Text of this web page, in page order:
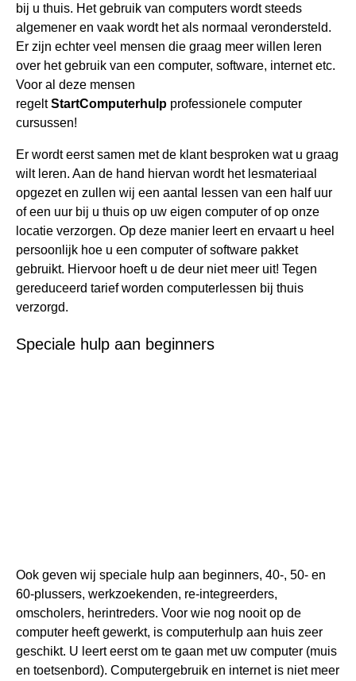
bij u thuis. Het gebruik van computers wordt steeds
algemener en vaak wordt het als normaal verondersteld.
Er zijn echter veel mensen die graag meer willen leren
over het gebruik van een computer, software, internet etc.
Voor al deze mensen
regeltStartComputerhulp professionele computer
cursussen!
Er wordt eerst samen met de klant besproken wat u graag
wilt leren. Aan de hand hiervan wordt het lesmateriaal
opgezet en zullen wij een aantal lessen van een half uur
of een uur bij u thuis op uw eigen computer of op onze
locatie verzorgen. Op deze manier leert en ervaart u heel
persoonlijk hoe u een computer of software pakket
gebruikt. Hiervoor hoeft u de deur niet meer uit! Tegen
gereduceerd tarief worden computerlessen bij thuis
verzorgd.
Speciale hulp aan beginners
Ook geven wij speciale hulp aan beginners, 40-, 50- en
60-plussers, werkzoekenden, re-integreerders,
omscholers, herintreders. Voor wie nog nooit op de
computer heeft gewerkt, is computerhulp aan huis zeer
geschikt. U leert eerst om te gaan met uw computer (muis
en toetsenbord). Computergebruik en internet is niet meer